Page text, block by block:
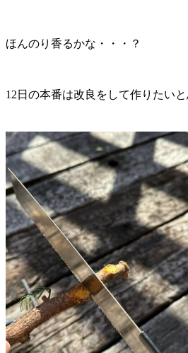
ほんのり香るかな・・・？
12日の本番は改良をして作りたい